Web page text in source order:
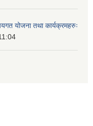
योजना तथा कार्यक्रमहरुः